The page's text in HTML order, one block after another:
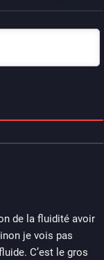
de la fluidité avoir
je vois pas
C’est le gros